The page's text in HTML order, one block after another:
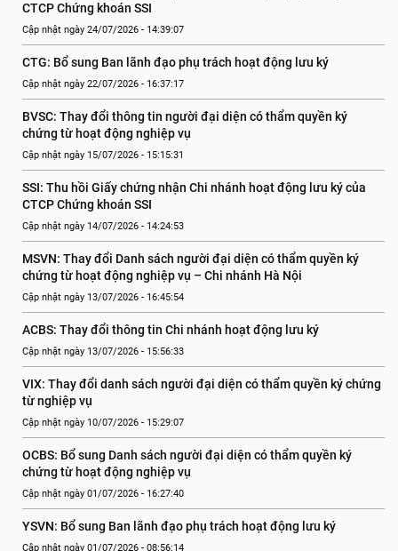
CTCP Chứng khoán SSI
Cập nhật ngày 24/07/2026 - 14:39:07
CTG: Bổ sung Ban lãnh đạo phụ trách hoạt động lưu ký
Cập nhật ngày 22/07/2026 - 16:37:17
BVSC: Thay đổi thông tin người đại diện có thẩm quyền ký
chứng từ hoạt động nghiệp vụ
Cập nhật ngày 15/07/2026 - 15:15:31
SSI: Thu hồi Giấy chứng nhận Chi nhánh hoạt động lưu ký của
CTCP Chứng khoán SSI
Cập nhật ngày 14/07/2026 - 14:24:53
MSVN: Thay đổi Danh sách người đại diện có thẩm quyền ký
chứng từ hoạt động nghiệp vụ – Chi nhánh Hà Nội
Cập nhật ngày 13/07/2026 - 16:45:54
ACBS: Thay đổi thông tin Chi nhánh hoạt động lưu ký
Cập nhật ngày 13/07/2026 - 15:56:33
VIX: Thay đổi danh sách người đại diện có thẩm quyền ký chứng
từ nghiệp vụ
Cập nhật ngày 10/07/2026 - 15:29:07
OCBS: Bổ sung Danh sách người đại diện có thẩm quyền ký
chứng từ hoạt động nghiệp vụ
Cập nhật ngày 01/07/2026 - 16:27:40
YSVN: Bổ sung Ban lãnh đạo phụ trách hoạt động lưu ký
Cập nhật ngày 01/07/2026 - 08:56:14